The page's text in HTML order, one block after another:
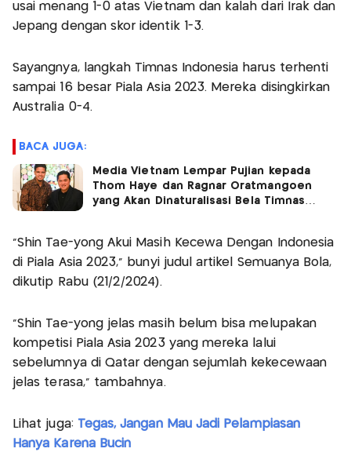
usai menang 1-0 atas Vietnam dan kalah dari Irak dan
Jepang dengan skor identik 1-3.
Sayangnya, langkah Timnas Indonesia harus terhenti
sampai 16 besar Piala Asia 2023. Mereka disingkirkan
Australia 0-4.
BACA JUGA:
Media Vietnam Lempar Pujian kepada
Thom Haye dan Ragnar Oratmangoen
yang Akan Dinaturalisasi Bela Timnas
"Shin Tae-yong Akui Masih Kecewa Dengan Indonesia
di Piala Asia 2023," bunyi judul artikel Semuanya Bola,
dikutip Rabu (21/2/2024).
"Shin Tae-yong jelas masih belum bisa melupakan
kompetisi Piala Asia 2023 yang mereka lalui
sebelumnya di Qatar dengan sejumlah kekecewaan
jelas terasa," tambahnya.
Lihat juga: Tegas, Jangan Mau Jadi Pelampiasan
Hanya Karena Bucin